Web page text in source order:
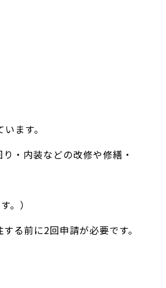
ます。
・内装などの改修や修繕・
。）
る前に2回申請が必要です。